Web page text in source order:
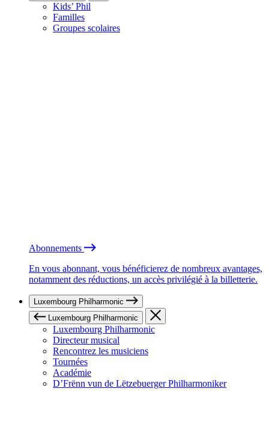
Kids’ Phil
Familles
Groupes scolaires
Abonnements
En vous abonnant, vous bénéficierez de nombreux avantages,
notamment des réductions, un accès privilégié à la billetterie.
Luxembourg Philharmonic
Luxembourg Philharmonic
Luxembourg Philharmonic
Directeur musical
Rencontrez les musiciens
Tournées
Académie
D’Frënn vun de Lëtzebuerger Philharmoniker